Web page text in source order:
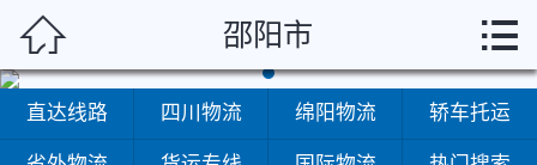
 邵阳市 
直达线路 四川物流 绵阳物流 轿车托运